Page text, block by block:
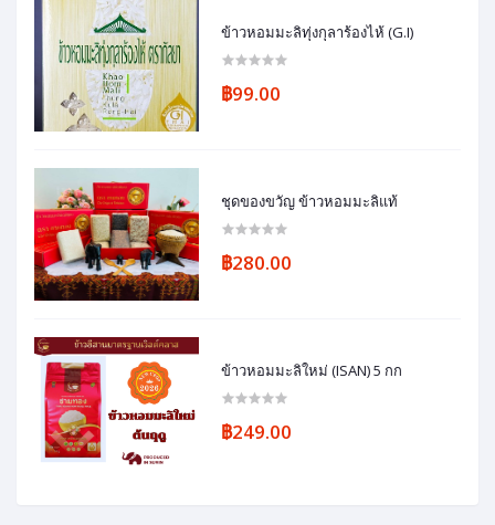
ข้าวหอมมะลิทุ่งกุลาร้องไห้ (G.I)
฿99.00
ชุดของขวัญ ข้าวหอมมะลิแท้
฿280.00
ข้าวหอมมะลิใหม่ (ISAN) 5 กก
฿249.00